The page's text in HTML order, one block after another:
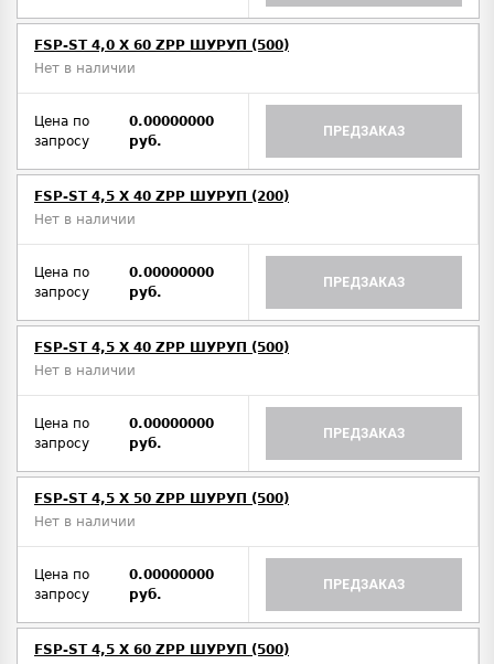
FSP-ST 4,0 X 60 ZPP ШУРУП (500)
Нет в наличии
Цена по
запросу
0.00000000
руб.
ПРЕДЗАКАЗ
FSP-ST 4,5 X 40 ZPP ШУРУП (200)
Нет в наличии
Цена по
запросу
0.00000000
руб.
ПРЕДЗАКАЗ
FSP-ST 4,5 X 40 ZPP ШУРУП (500)
Нет в наличии
Цена по
запросу
0.00000000
руб.
ПРЕДЗАКАЗ
FSP-ST 4,5 X 50 ZPP ШУРУП (500)
Нет в наличии
Цена по
запросу
0.00000000
руб.
ПРЕДЗАКАЗ
FSP-ST 4,5 X 60 ZPP ШУРУП (500)